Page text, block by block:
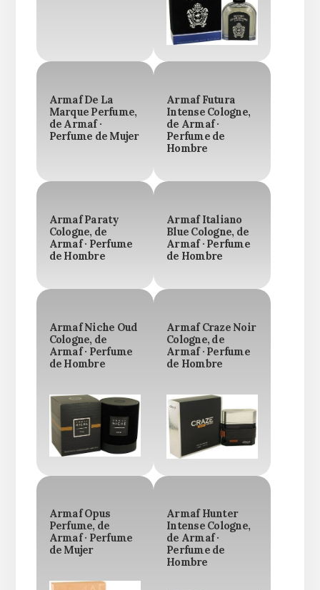
Armaf De La
Marque Perfume,
de Armaf ·
Perfume de Mujer
Armaf Futura
Intense Cologne,
de Armaf ·
Perfume de
Hombre
Armaf Paraty
Cologne, de
Armaf · Perfume
de Hombre
Armaf Italiano
Blue Cologne, de
Armaf · Perfume
de Hombre
Armaf Niche Oud
Cologne, de
Armaf · Perfume
de Hombre
Armaf Craze Noir
Cologne, de
Armaf · Perfume
de Hombre
Armaf Opus
Perfume, de
Armaf · Perfume
de Mujer
Armaf Hunter
Intense Cologne,
de Armaf ·
Perfume de
Hombre